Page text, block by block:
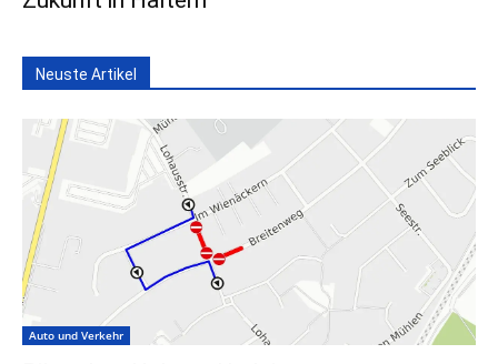
Neuste Artikel
Auto und Verkehr